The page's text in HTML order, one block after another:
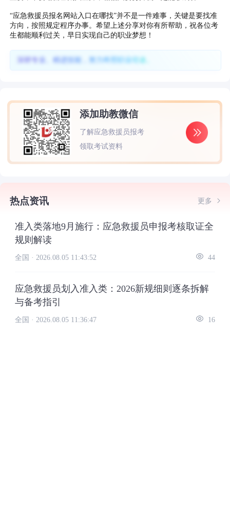
“应急救援员报名网站入口在哪找”并不是一件难事，关键是要找准
方向，按照规定程序办事。希望上述分享对你有所帮助，祝各位考
生都能顺利过关，早日实现自己的职业梦想！
深耕专业、精进技能，努力终照职业坦途。
添加助教微信
了解应急救援员报考
领取考试资料
热点资讯 更多
准入类落地9月施行：应急救援员申报考核取证全
规则解读
全国 · 2026.08.05 11:43:52 44
应急救援员划入准入类：2026新规细则逐条拆解
与备考指引
全国 · 2026.08.05 11:36:47 16